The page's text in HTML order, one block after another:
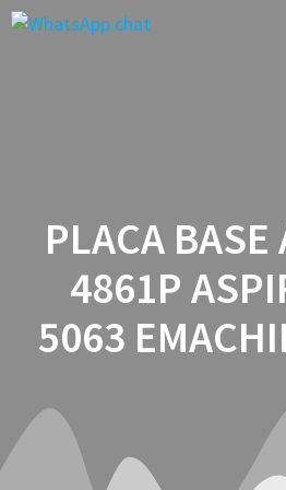
PLACA BASE
4861P
5063